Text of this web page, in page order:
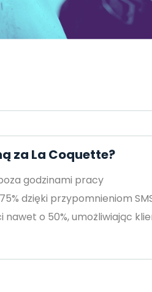
za La Coquette?
godzinami pracy
dzięki przypomnieniom
o 50%, umożliwiając